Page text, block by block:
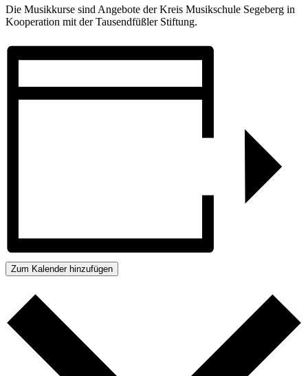
Die Musikkurse sind Angebote der Kreis Musikschule Segeberg in
Kooperation mit der Tausendfüßler Stiftung.
Zum Kalender hinzufügen